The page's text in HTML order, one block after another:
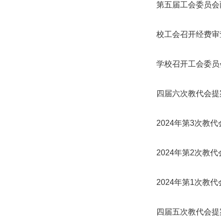
第五届工会委员
校工会召开经费
学校召开工会委
四届六次教代会
2024年第3次教代
2024年第2次教代
2024年第1次教代
四届五次教代会